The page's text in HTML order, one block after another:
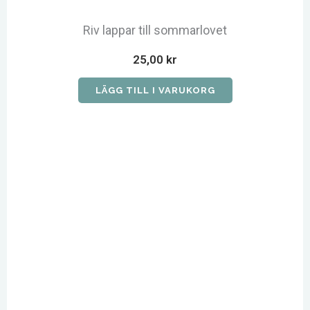
Riv lappar till sommarlovet
25,00 kr
LÄGG TILL I VARUKORG